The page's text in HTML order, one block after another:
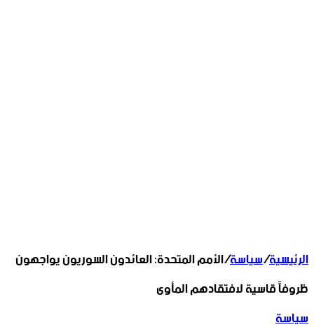
الرئيسية/سياسة/الأمم المتحدة: العائدون السوريون يواجهون
ظروفاً قاسية لافتقادهم المأوى
سياسة